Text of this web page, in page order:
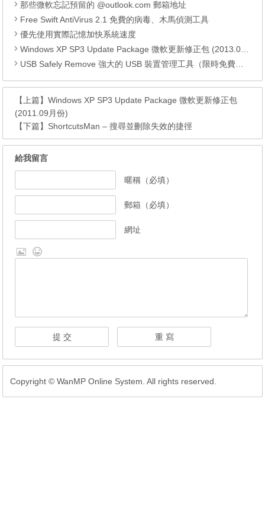
那些微軟忘記預留的 @outlook.com 郵箱地址
Free Swift AntiVirus 2.1 免費的病毒、木馬偵測工具
優先使用實際記憶加快系統速度
Windows XP SP3 Update Package 微軟更新修正包 (2013.03月份)
USB Safely Remove 強大的 USB 裝置管理工具（限時免費下載）
【上篇】Windows XP SP3 Update Package 微軟更新修正包
(2011.09月份)
【下篇】 ShortcutsMan – 搜尋並刪除失效的捷徑
給我留言
暱稱（必填）
郵箱（必填）
網址
Copyright © WanMP Online System. All rights reserved.